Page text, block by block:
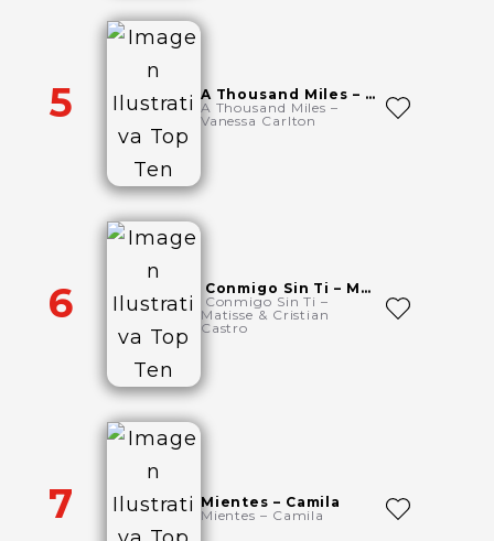
5
A Thousand Miles – Vanessa Carlton
A Thousand Miles –
Vanessa Carlton
6
Conmigo Sin Ti – Matisse & Cristian Castro
Conmigo Sin Ti –
Matisse & Cristian
Castro
7
Mientes – Camila
Mientes – Camila